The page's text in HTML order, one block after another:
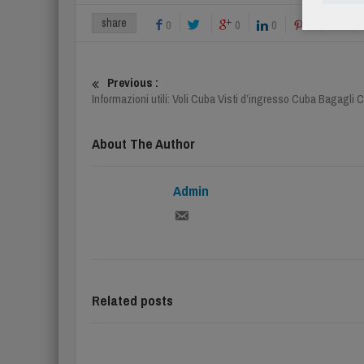
share 0 0 0
Previous :
Informazioni utili: Voli Cuba Visti d’ingresso Cuba Bagagli
About The Author
Admin
Related posts